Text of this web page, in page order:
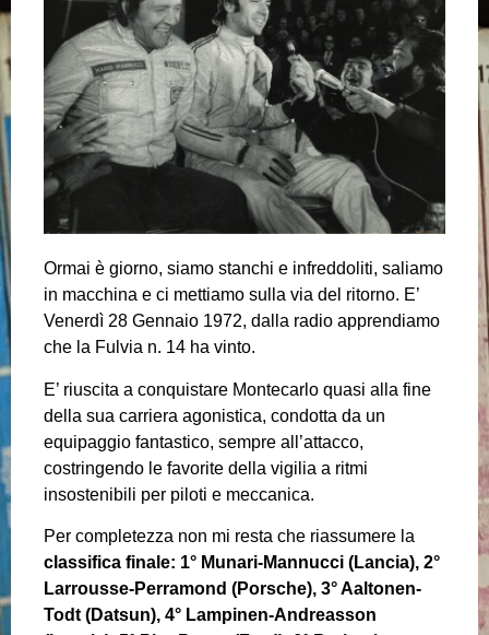
Ormai è giorno, siamo stanchi e infreddoliti, saliamo
in macchina e ci mettiamo sulla via del ritorno. E’
Venerdì 28 Gennaio 1972, dalla radio apprendiamo
che la Fulvia n. 14 ha vinto.
E’ riuscita a conquistare Montecarlo quasi alla fine
della sua carriera agonistica, condotta da un
equipaggio fantastico, sempre all’attacco,
costringendo le favorite della vigilia a ritmi
insostenibili per piloti e meccanica.
Per completezza non mi resta che riassumere la
classifica finale: 1° Munari-Mannucci (Lancia), 2°
Larrousse-Perramond (Porsche), 3° Aaltonen-
Todt (Datsun), 4° Lampinen-Andreasson